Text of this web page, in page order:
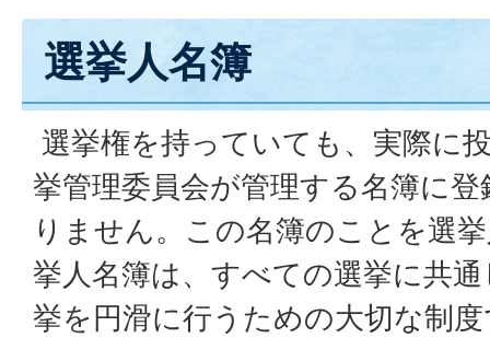
選挙人名簿
選挙権を持っていても、実際に
挙管理委員会が管理する名簿に
りません。この名簿のことを選
挙人名簿は、すべての選挙に共
挙を円滑に行うための大切な制